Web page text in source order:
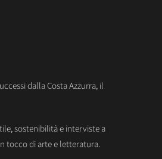
dalla Costa Azzurra, il
sostenibilità e interviste a
tocco di arte e letteratura.